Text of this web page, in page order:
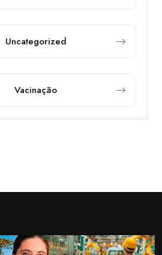
Uncategorized
Vacinação